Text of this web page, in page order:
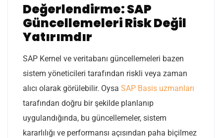
Değerlendirme: SAP
Güncellemeleri Risk Değil
Yatırımdır
SAP Kernel ve veritabanı güncellemeleri bazen
sistem yöneticileri tarafından riskli veya zaman
alıcı olarak görülebilir. Oysa SAP Basis uzmanları
tarafından doğru bir şekilde planlanıp
uygulandığında, bu güncellemeler, sistem
kararlılığı ve performansı açısından paha biçilmez